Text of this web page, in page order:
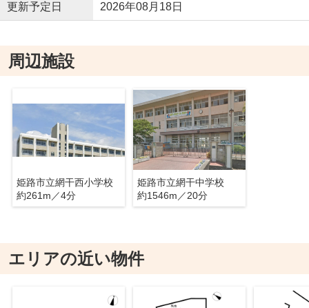
更新予定日 2026年08月18日
周辺施設
姫路市立網干西小学校
約261m／4分
姫路市立網干中学校
約1546m／20分
エリアの近い物件